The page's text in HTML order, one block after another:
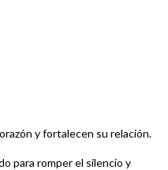
y fortalecen su relación.
para romper el silencio y